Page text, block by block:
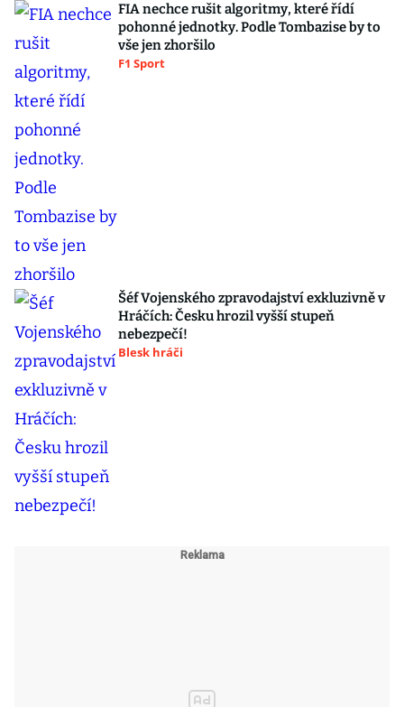
FIA nechce rušit algoritmy, které řídí
pohonné jednotky. Podle Tombazise by to
vše jen zhoršilo
F1 Sport
Šéf Vojenského zpravodajství exkluzivně v
Hráčích: Česku hrozil vyšší stupeň
nebezpečí!
Blesk hráči